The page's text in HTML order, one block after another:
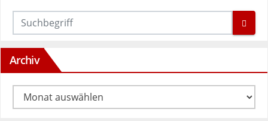
Archiv
Archiv